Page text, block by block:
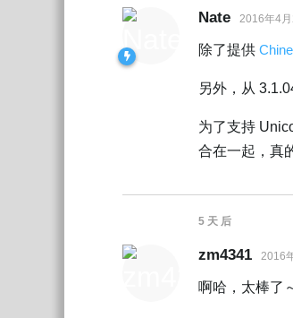
Nate 2016年4月
除了提供
另外，从
为了支持
合在一起，真
5 天 后
zm4341 2016
啊哈，太棒了